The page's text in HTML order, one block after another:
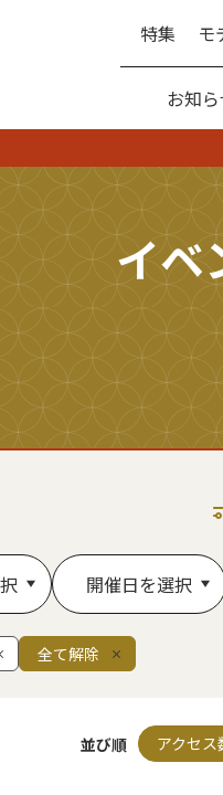
特集 モ
お知
イベ
開催日を選択
全て解除
並び順 アクセス